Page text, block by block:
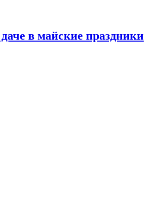
в майские праздники